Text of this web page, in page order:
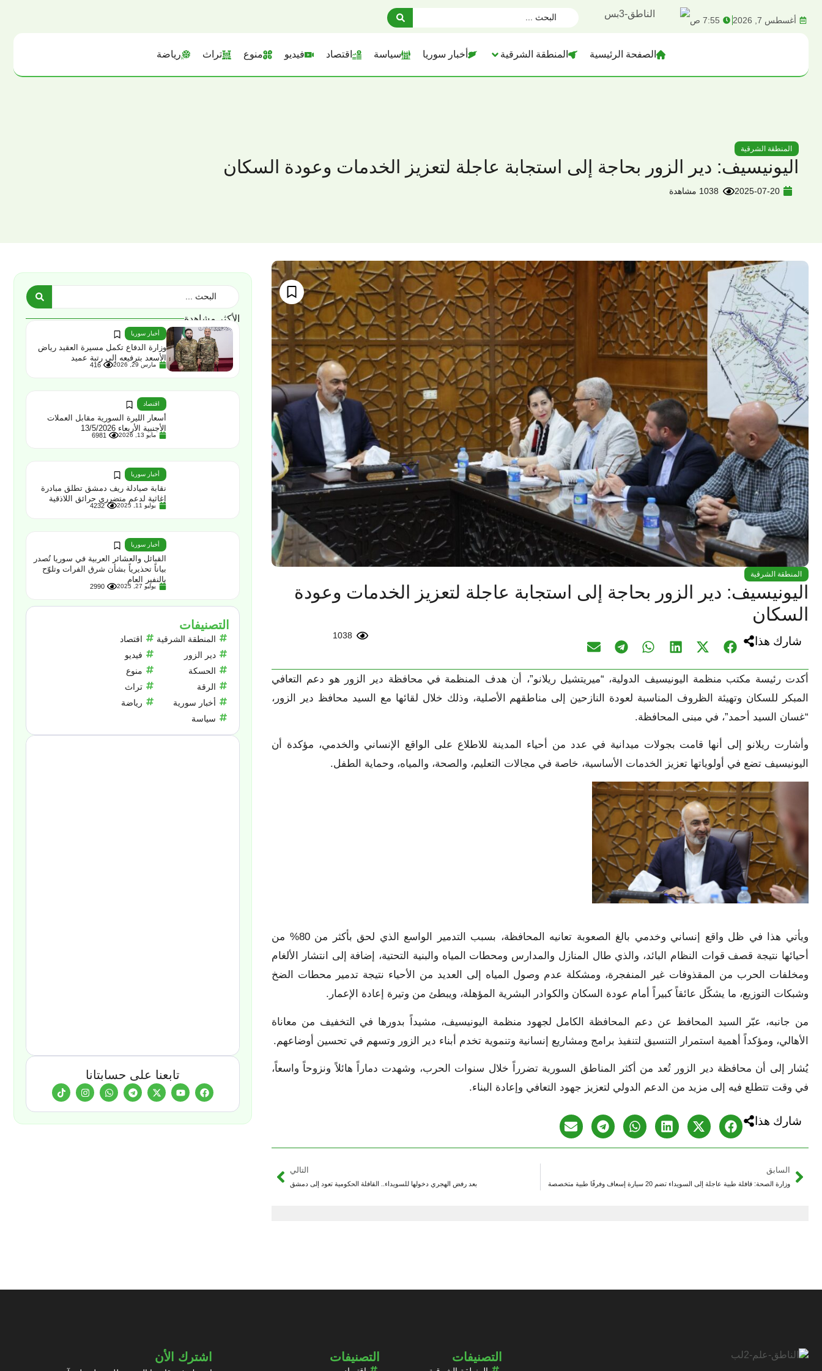
أغسطس 7, 2026 7:55 ص
الصفحة الرئيسية المنطقة الشرقية أخبار سوريا سياسة اقتصاد فيديو منوع تراث رياضة
المنطقة الشرقية
اليونيسيف: دير الزور بحاجة إلى استجابة عاجلة لتعزيز الخدمات وعودة السكان
2025-07-20 1038 مشاهدة
المنطقة الشرقية
اليونيسيف: دير الزور بحاجة إلى استجابة عاجلة لتعزيز الخدمات وعودة
السكان
شارك هذا 1038
أكدت رئيسة مكتب منظمة اليونيسيف الدولية، “ميريتشيل ريلانو”، أن هدف المنظمة في محافظة دير الزور هو دعم التعافي
المبكر للسكان وتهيئة الظروف المناسبة لعودة النازحين إلى مناطقهم الأصلية، وذلك خلال لقائها مع السيد محافظ دير الزور،
“غسان السيد أحمد”، في مبنى المحافظة.
وأشارت ريلانو إلى أنها قامت بجولات ميدانية في عدد من أحياء المدينة للاطلاع على الواقع الإنساني والخدمي، مؤكدة أن
اليونيسيف تضع في أولوياتها تعزيز الخدمات الأساسية، خاصة في مجالات التعليم، والصحة، والمياه، وحماية الطفل.
ويأتي هذا في ظل واقع إنساني وخدمي بالغ الصعوبة تعانيه المحافظة، بسبب التدمير الواسع الذي لحق بأكثر من 80% من
أحيائها نتيجة قصف قوات النظام البائد، والذي طال المنازل والمدارس ومحطات المياه والبنية التحتية، إضافة إلى انتشار الألغام
ومخلفات الحرب من المقذوفات غير المنفجرة، ومشكلة عدم وصول المياه إلى العديد من الأحياء نتيجة تدمير محطات الضخ
وشبكات التوزيع، ما يشكّل عائقاً كبيراً أمام عودة السكان والكوادر البشرية المؤهلة، ويبطئ من وتيرة إعادة الإعمار.
من جانبه، عبّر السيد المحافظ عن دعم المحافظة الكامل لجهود منظمة اليونيسيف، مشيداً بدورها في التخفيف من معاناة
الأهالي، ومؤكداً أهمية استمرار التنسيق لتنفيذ برامج ومشاريع إنسانية وتنموية تخدم أبناء دير الزور وتسهم في تحسين أوضاعهم.
يُشار إلى أن محافظة دير الزور تُعد من أكثر المناطق السورية تضرراً خلال سنوات الحرب، وشهدت دماراً هائلاً ونزوحاً واسعاً،
في وقت تتطلع فيه إلى مزيد من الدعم الدولي لتعزيز جهود التعافي وإعادة البناء.
شارك هذا
السابق
وزارة الصحة: قافلة طبية عاجلة إلى السويداء تضم 20 سيارة إسعاف وفرقًا طبية متخصصة
التالي
بعد رفض الهجري دخولها للسويداء.. القافلة الحكومية تعود إلى دمشق
الأكثر مشاهدة
أخبار سوريا
وزارة الدفاع تكمل مسيرة العقيد رياض
الأسعد بترفيعه إلى رتبة عميد
مارس 29, 2026 416
اقتصاد
أسعار الليرة السورية مقابل العملات
الأجنبية الأربعاء 13/5/2026
مايو 13, 2026 6981
أخبار سوريا
نقابة صيادلة ريف دمشق تطلق مبادرة
إغاثية لدعم متضرري حرائق اللاذقية
يوليو 11, 2025 4232
أخبار سوريا
القبائل والعشائر العربية في سوريا تُصدر
بياناً تحذيرياً بشأن شرق الفرات وتلوّح
بالنفير العام
يوليو 27, 2025 2990
التصنيفات
المنطقة الشرقية
دير الزور
الحسكة
الرقة
أخبار سورية
سياسة
اقتصاد
فيديو
منوع
تراث
رياضة
تابعنا على حسابتانا
التصنيفات التصنيفات اشترك الأن